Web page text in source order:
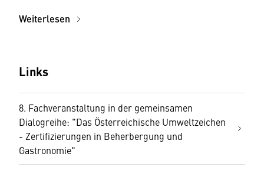
Weiterlesen
Links
8. Fachveranstaltung in der gemeinsamen
Dialogreihe: "Das Österreichische Umweltzeichen
- Zertifizierungen in Beherbergung und
Gastronomie"